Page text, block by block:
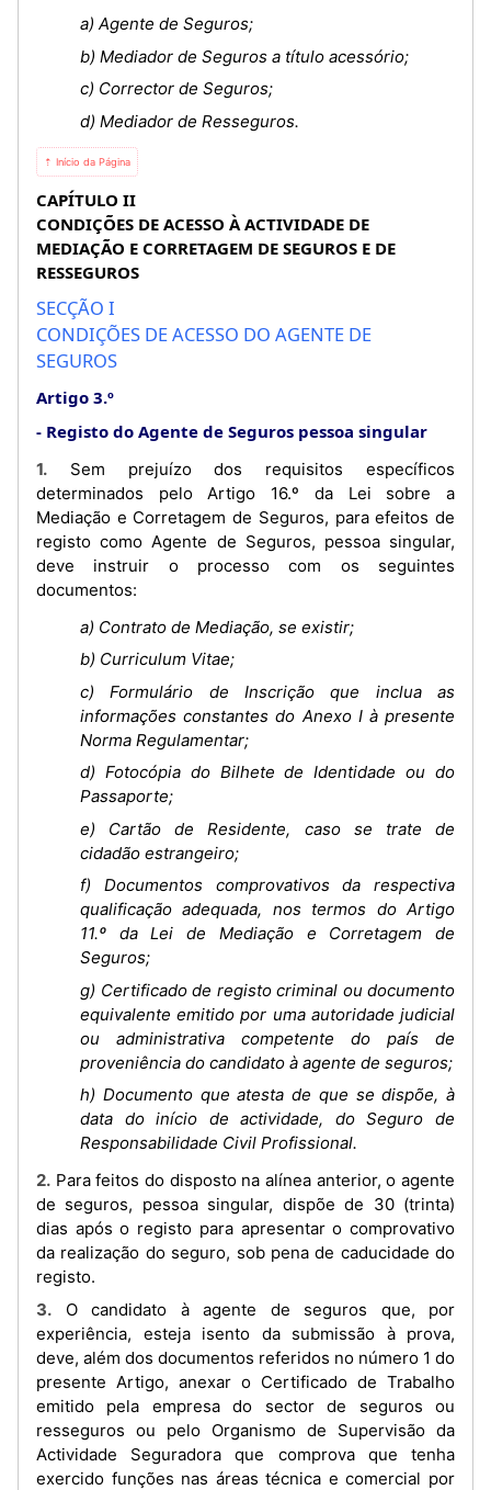
a) Agente de Seguros;
b) Mediador de Seguros a título acessório;
c) Corrector de Seguros;
d) Mediador de Resseguros.
⇡ Início da Página
CAPÍTULO II
CONDIÇÕES DE ACESSO À ACTIVIDADE DE
MEDIAÇÃO E CORRETAGEM DE SEGUROS E DE
RESSEGUROS
SECÇÃO I
CONDIÇÕES DE ACESSO DO AGENTE DE
SEGUROS
Artigo 3.º
Registo do Agente de Seguros pessoa singular
1. Sem prejuízo dos requisitos específicos
determinados pelo Artigo 16.º da Lei sobre a
Mediação e Corretagem de Seguros, para efeitos de
registo como Agente de Seguros, pessoa singular,
deve instruir o processo com os seguintes
documentos:
a) Contrato de Mediação, se existir;
b) Curriculum Vitae;
c) Formulário de Inscrição que inclua as
informações constantes do Anexo I à presente
Norma Regulamentar;
d) Fotocópia do Bilhete de Identidade ou do
Passaporte;
e) Cartão de Residente, caso se trate de
cidadão estrangeiro;
f) Documentos comprovativos da respectiva
qualificação adequada, nos termos do Artigo
11.º da Lei de Mediação e Corretagem de
Seguros;
g) Certificado de registo criminal ou documento
equivalente emitido por uma autoridade judicial
ou administrativa competente do país de
proveniência do candidato à agente de seguros;
h) Documento que atesta de que se dispõe, à
data do início de actividade, do Seguro de
Responsabilidade Civil Profissional.
2. Para feitos do disposto na alínea anterior, o agente
de seguros, pessoa singular, dispõe de 30 (trinta)
dias após o registo para apresentar o comprovativo
da realização do seguro, sob pena de caducidade do
registo.
3. O candidato à agente de seguros que, por
experiência, esteja isento da submissão à prova,
deve, além dos documentos referidos no número 1 do
presente Artigo, anexar o Certificado de Trabalho
emitido pela empresa do sector de seguros ou
resseguros ou pelo Organismo de Supervisão da
Actividade Seguradora que comprova que tenha
exercido funções nas áreas técnica e comercial por